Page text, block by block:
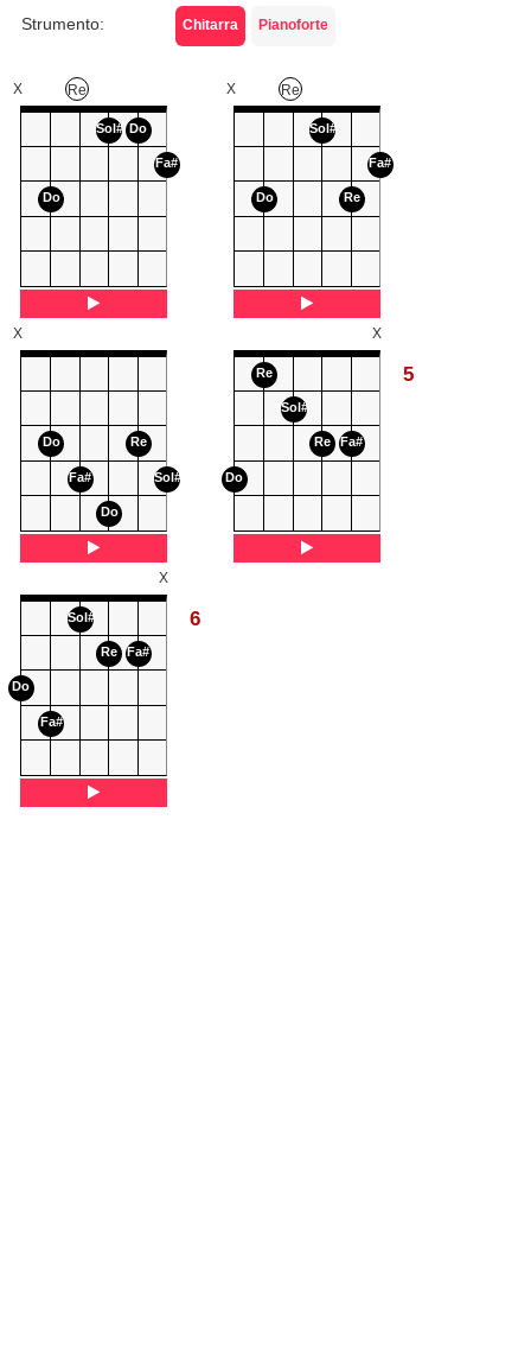
Strumento: Chitarra Pianoforte
Do
Re
Sol# Do
Fa#
X
Do
Re
Sol#
Re
Fa#
X
Do
Fa#
Do
Re
Sol#
X
Do
Re
Sol#
Re Fa#
X
5
Do
Fa#
Sol#
Re Fa#
X
6